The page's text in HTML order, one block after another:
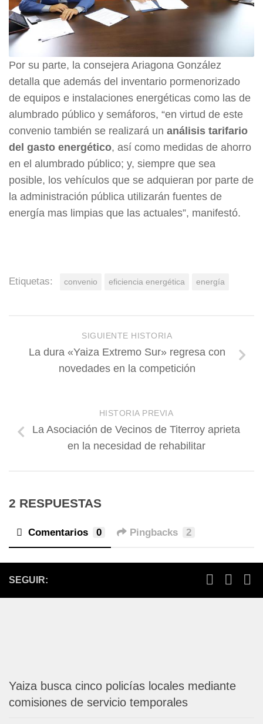
Por su parte, la consejera Ariagona González
detalla que además del inventario pormenorizado
de equipos e instalaciones energéticas como las de
alumbrado público y semáforos, “en virtud de este
convenio también se realizará un análisis tarifario
del gasto energético, así como medidas de ahorro
en el alumbrado público; y, siempre que sea
posible, los vehículos que se adquieran por parte de
la administración pública utilizarán fuentes de
energía mas limpias que las actuales”, manifestó.
Etiquetas: convenio eficiencia energética energía
SIGUIENTE HISTORIA
La dura «Yaiza Extremo Sur» regresa con
novedades en la competición
HISTORIA PREVIA
La Asociación de Vecinos de Titerroy aprieta
en la necesidad de rehabilitar
2 RESPUESTAS
Comentarios 0 Pingbacks 2
SEGUIR:
Yaiza busca cinco policías locales mediante
comisiones de servicio temporales